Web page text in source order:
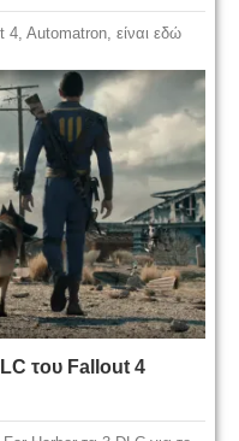
4, Automatron, είναι εδώ
του Fallout 4